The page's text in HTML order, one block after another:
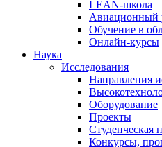
LEAN-школа
Авиационный
Обучение в
Онлайн-курсы
Наука
Исследования
Направления
Оборудование
Проекты
Студенческая
Конкурсы,